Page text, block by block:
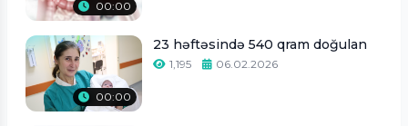
00:00
00:00
23 həftəsində 540 qram doğulan
1,195 06.02.2026